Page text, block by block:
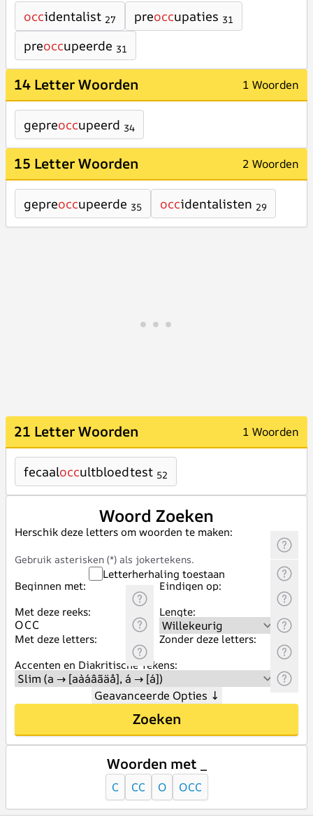
occidentalist 27 preoccupaties 31
preoccupeerde 31
14 Letter Woorden 1 Woorden
gepreoccupeerd 34
15 Letter Woorden 2 Woorden
gepreoccupeerde 35 occidentalisten 29
21 Letter Woorden 1 Woorden
fecaaloccultbloedtest 52
Woord Zoeken
Herschik deze letters om woorden te maken:
Gebruik asterisken (*) als jokertekens.
Letterherhaling toestaan
Beginnen met:
Eindigen op:
Met deze reeks:
Lengte:
Met deze letters:
Zonder deze letters:
Accenten en Diakritische Tekens:
Geavanceerde Opties ↓
Zoeken
Woorden met _
C CC O OCC